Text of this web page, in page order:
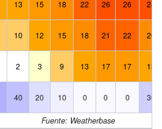
13 15 18 22 26 26 24
10 12 15 18 21 22 20
2 3 9 13 17 17 13
40 20 10 0 0 0 30
Fuente: Weatherbase